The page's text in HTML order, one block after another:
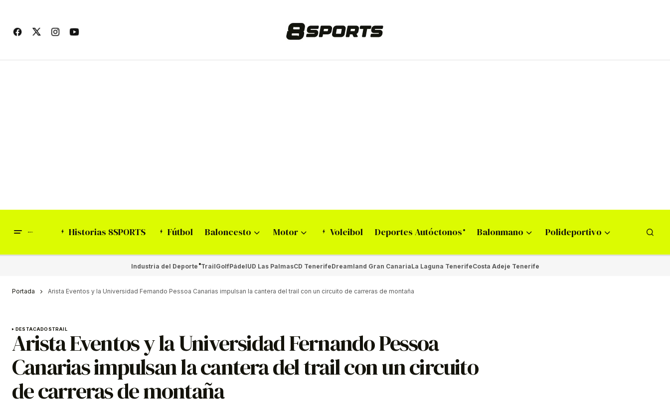
Historias 8SPORTS Fútbol Baloncesto Motor Voleibol Deportes Autóctonos Balonmano Polideportivo
Industria del Deporte TrailGolfPádelUD Las PalmasCD TenerifeDreamland Gran CanariaLa Laguna TenerifeCosta Adeje Tenerife
Portada Arista Eventos y la Universidad Fernando Pessoa Canarias impulsan la cantera del trail con un circuito de carreras de montaña
DESTACADOSTRAIL
Arista Eventos y la Universidad Fernando Pessoa
Canarias impulsan la cantera del trail con un circuito
de carreras de montaña